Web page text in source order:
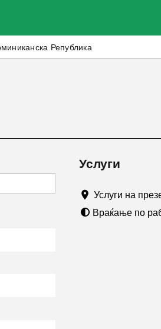
Република
Услуги
Услуги на
Враќање по